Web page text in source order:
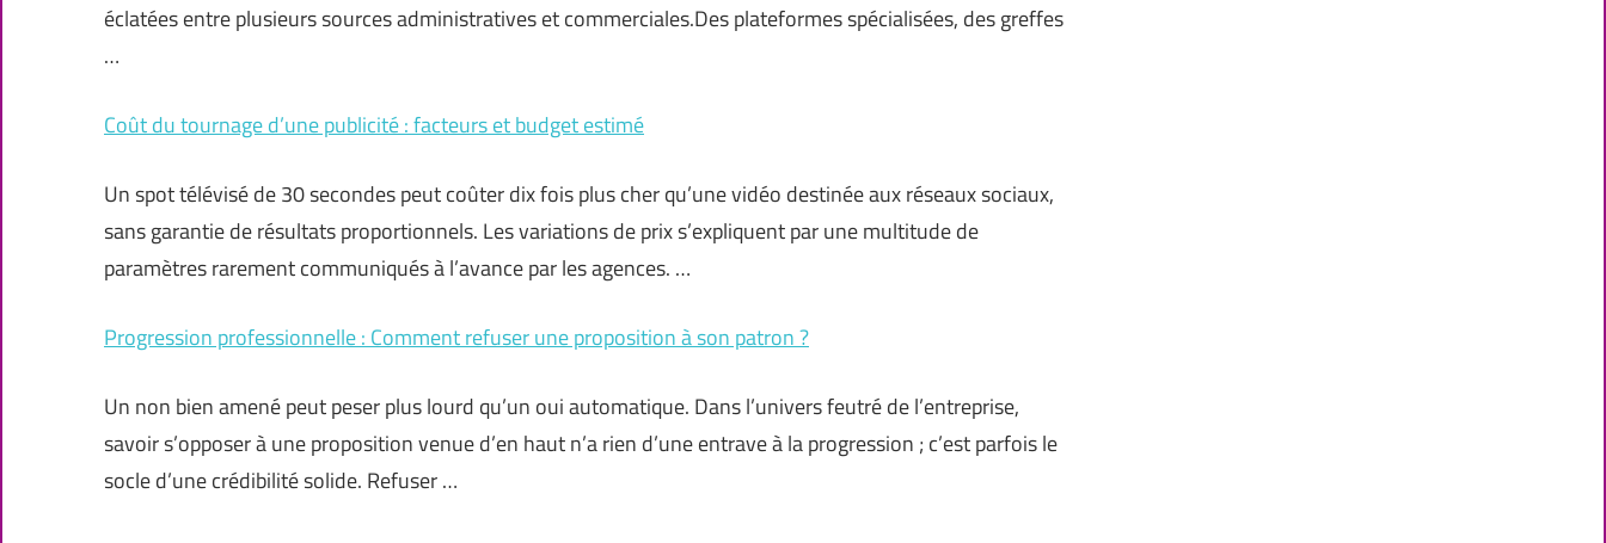
éclatées entre plusieurs sources administratives et commerciales.Des plateformes spécialisées, des greffes
…
Coût du tournage d’une publicité : facteurs et budget estimé
Un spot télévisé de 30 secondes peut coûter dix fois plus cher qu’une vidéo destinée aux réseaux sociaux,
sans garantie de résultats proportionnels. Les variations de prix s’expliquent par une multitude de
paramètres rarement communiqués à l’avance par les agences. …
Progression professionnelle : Comment refuser une proposition à son patron ?
Un non bien amené peut peser plus lourd qu’un oui automatique. Dans l’univers feutré de l’entreprise,
savoir s’opposer à une proposition venue d’en haut n’a rien d’une entrave à la progression ; c’est parfois le
socle d’une crédibilité solide. Refuser …